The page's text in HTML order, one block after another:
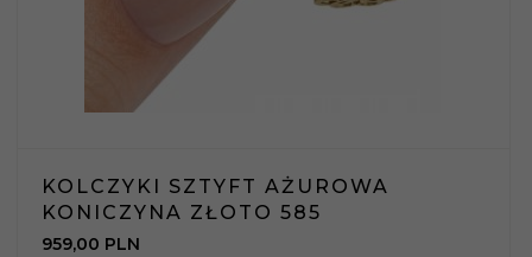
KOLCZYKI SZTYFT AŻUROWA
KONICZYNA ZŁOTO 585
959,00 PLN